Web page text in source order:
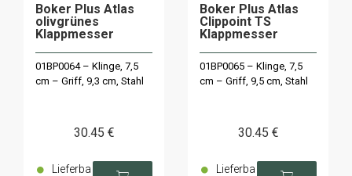
Boker Plus Atlas
olivgrünes
Klappmesser
01BP0064 – Klinge, 7,5
cm – Griff, 9,3 cm, Stahl
30.45 €
Lieferba
Boker Plus Atlas
Clippoint TS
Klappmesser
01BP0065 – Klinge, 7,5
cm – Griff, 9,5 cm, Stahl
30.45 €
Lieferba